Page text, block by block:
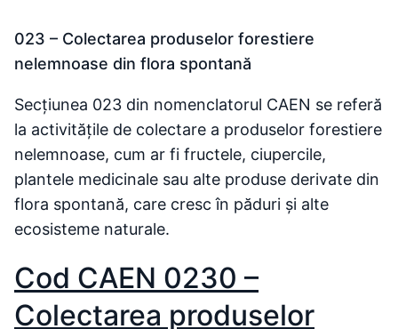
023 – Colectarea produselor forestiere
nelemnoase din flora spontană
Secțiunea 023 din nomenclatorul CAEN se referă
la activitățile de colectare a produselor forestiere
nelemnoase, cum ar fi fructele, ciupercile,
plantele medicinale sau alte produse derivate din
flora spontană, care cresc în păduri și alte
ecosisteme naturale.
Cod CAEN 0230 –
Colectarea produselor